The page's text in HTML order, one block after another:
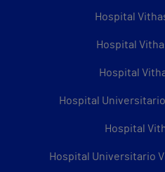
Hospital
Hospital
Hospital
Hospital
Hospital
Hospital Universitario